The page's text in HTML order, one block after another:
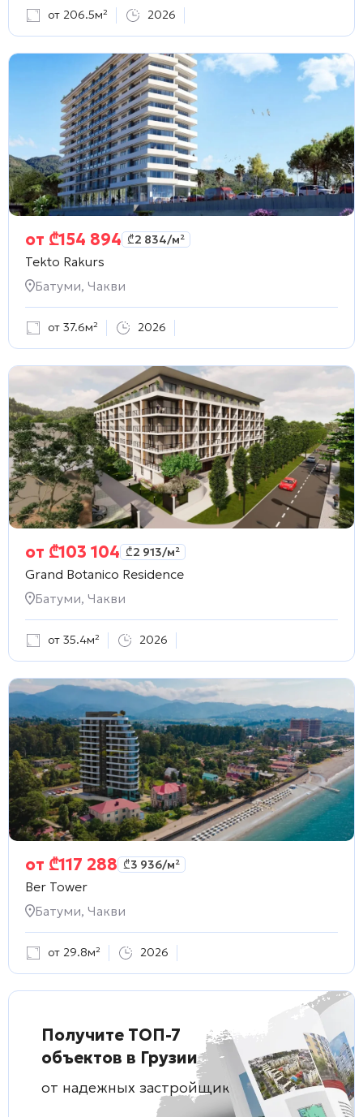
от 206.5м² 2026
от ₾154 894 ₾2 834/м²
Tekto Rakurs
Батуми, Чакви
от 37.6м² 2026
от ₾103 104 ₾2 913/м²
Grand Botanico Residence
Батуми, Чакви
от 35.4м² 2026
от ₾117 288 ₾3 936/м²
Ber Tower
Батуми, Чакви
от 29.8м² 2026
Получите ТОП-7
объектов в Грузии
от надежных застройщиков